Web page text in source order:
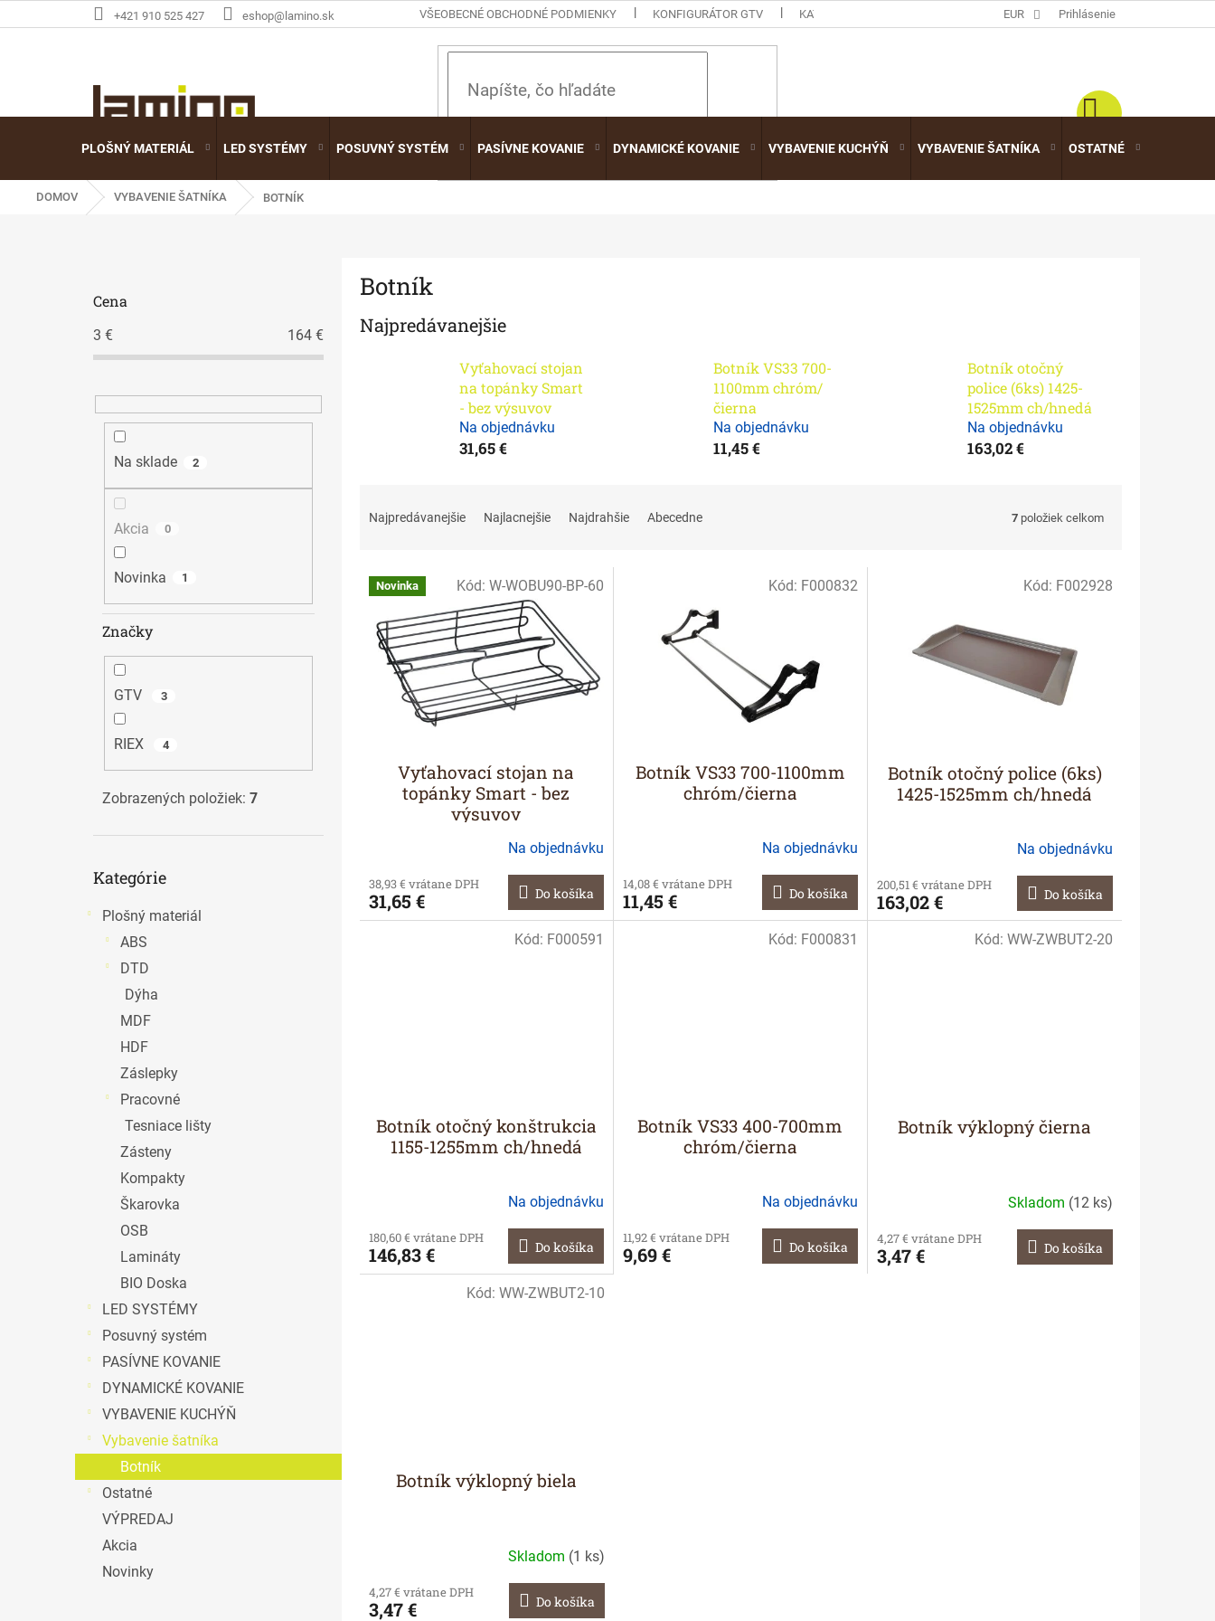
na
+421 910 525 427 eshop@lamino.sk VŠEOBECNÉ OBCHODNÉ PODMIENKY KONFIGURÁTOR GTV KATALÓGY EUR Prihlásenie
HĽADAŤ
PLOŠNÝ MATERIÁL LED SYSTÉMY POSUVNÝ SYSTÉM PASÍVNE KOVANIE DYNAMICKÉ KOVANIE VYBAVENIE KUCHÝŇ VYBAVENIE ŠATNÍKA OSTATNÉ
DOMOV VYBAVENIE ŠATNÍKA BOTNÍK
Cena
3 € 164 €
Na sklade 2
Akcia 0
Novinka 1
Značky
GTV 3
RIEX 4
Zobrazených položiek: 7
kategórie
Kategórie
Plošný materiál
ABS
DTD
Dýha
MDF
HDF
Záslepky
Pracovné
Tesniace lišty
Zásteny
Kompakty
Škarovka
OSB
Lamináty
BIO Doska
LED SYSTÉMY
Posuvný systém
PASÍVNE KOVANIE
DYNAMICKÉ KOVANIE
VYBAVENIE KUCHÝŇ
Vybavenie šatníka
Botník
Ostatné
VÝPREDAJ
Akcia
Novinky
Botník
Najpredávanejšie
Vyťahovací stojan
na topánky Smart
- bez výsuvov
Na objednávku
31,65 €
Botník VS33 700-
1100mm chróm/
čierna
Na objednávku
11,45 €
Botník otočný
police (6ks) 1425-
1525mm ch/hnedá
Na objednávku
163,02 €
n
Najpredávanejšie Najlacnejšie Najdrahšie Abecedne 7 položiek celkom
V
ý Novinka
Vyťahovací stojan na
topánky Smart - bez
výsuvov
Na objednávku
38,93 € vrátane DPH
31,65 € Do košíka
Kód: W-WOBU90-BP-60
Botník VS33 700-1100mm
chróm/čierna
Na objednávku
14,08 € vrátane DPH
11,45 € Do košíka
Kód: F000832
Botník otočný police (6ks)
1425-1525mm ch/hnedá
Na objednávku
200,51 € vrátane DPH
163,02 € Do košíka
Kód: F002928
Botník otočný konštrukcia
1155-1255mm ch/hnedá
Na objednávku
180,60 € vrátane DPH
146,83 € Do košíka
Kód: F000591
Botník VS33 400-700mm
chróm/čierna
Na objednávku
11,92 € vrátane DPH
9,69 € Do košíka
Kód: F000831
Botník výklopný čierna
Skladom (12 ks)
4,27 € vrátane DPH
3,47 € Do košíka
Kód: WW-ZWBUT2-20
Botník výklopný biela
Skladom (1 ks)
4,27 € vrátane DPH
3,47 € Do košíka
Kód: WW-ZWBUT2-10